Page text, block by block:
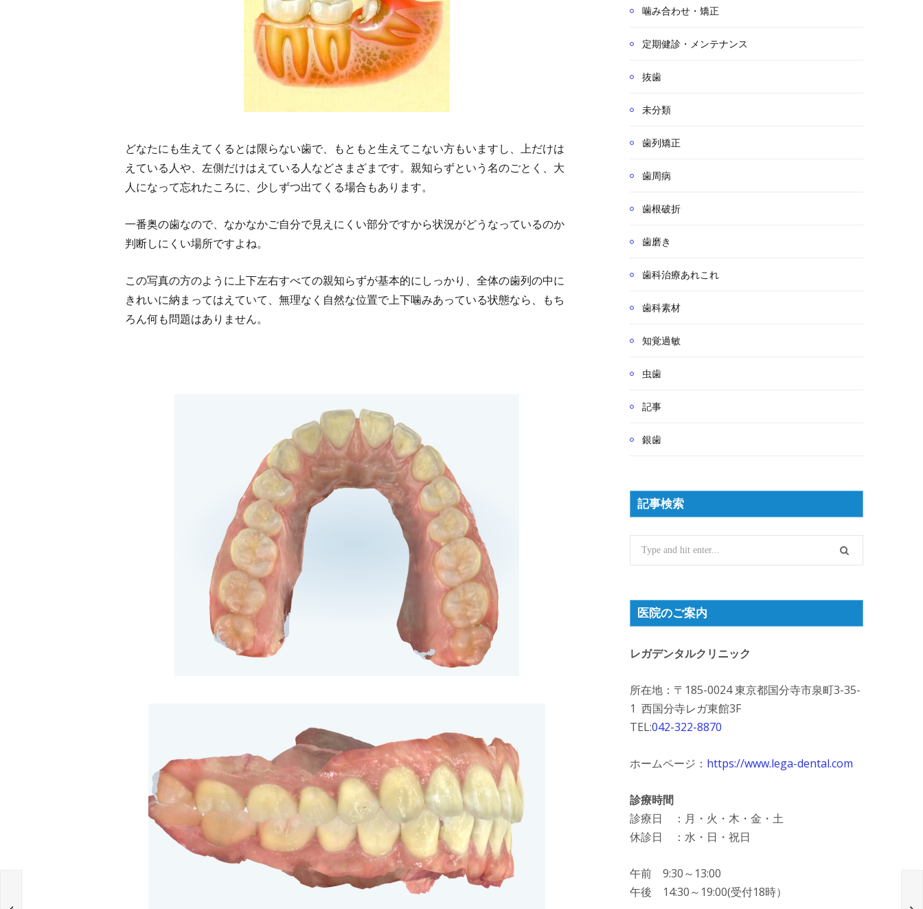
どなたにも生えてくるとは限らない歯で、もともと生えてこない方もいますし、上だけは
えている人や、左側だけはえている人などさまざまです。親知らずという名のごとく、大
人になって忘れたころに、少しずつ出てくる場合もあります。
一番奥の歯なので、なかなかご自分で見えにくい部分ですから状況がどうなっているのか
判断しにくい場所ですよね。
この写真の方のように上下左右すべての親知らずが基本的にしっかり、全体の歯列の中に
きれいに納まってはえていて、無理なく自然な位置で上下噛みあっている状態なら、もち
ろん何も問題はありません。
噛み合わせ・矯正
定期健診・メンテナンス
抜歯
未分類
歯列矯正
歯周病
歯根破折
歯磨き
歯科治療あれこれ
歯科素材
知覚過敏
虫歯
記事
銀歯
記事検索
医院のご案内
レガデンタルクリニック
所在地：〒185-0024 東京都国分寺市泉町3-35-
1 西国分寺レガ東館3F
TEL:042-322-8870
ホームページ： https://www.lega-dental.com
診療時間
診療日 ：月・火・木・金・土
休診日 ：水・日・祝日
午前 9:30～13:00
午後 14:30～19:00(受付18時）